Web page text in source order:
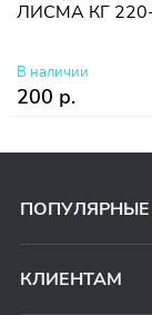
ЛИСМА КГ
В наличии
200 р.
КЛИЕНТАМ